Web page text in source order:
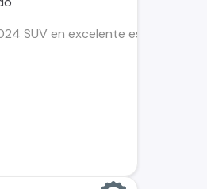
2024 SUV en excelente estado,